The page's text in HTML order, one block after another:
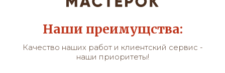
Наши преимущства:
Качество наших работ и клиентский сервис -
наши приоритеты!